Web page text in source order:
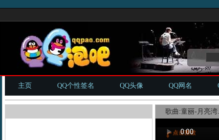
主页 QQ个性签名 QQ头像 QQ网名
歌曲:童丽-月亮湾